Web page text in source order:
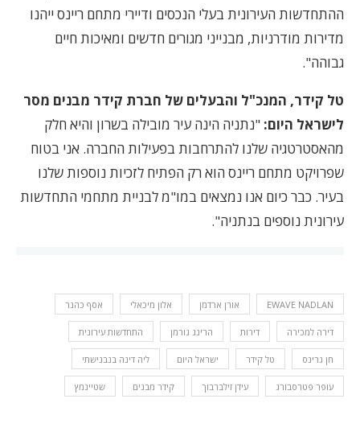
ההתחדשות העירונית בעלי הנכסים ודיירי מתחם ריינס ייהנו
מדירות מודרניות, מבנייני מגורים חדשים ומאיכות חיים
גבוהה".
טל קידר, המנכ"ל והבעלים של חברת קידר מבנים מסר
לישראל היום: "נתניה הינה עיר מובילה בשרון והיא חלק
מהאסטרטגיה שלנו להתרחבות בפעילות החברה. אני בטוח
שפרויקט מתחם ריינס הוא רק הפתיח לזכיות נוספות שלנו
בעיר. כבר כיום אנו נמצאים במו"מ לבניית מתחמי התחדשות
עירונית נוספים בנתניה".
EWAVE NADLAN אורן ארדמן אלון מיכאלי אסף כהנר
דירה למכירה דירות הרינג גורמן התחדשות עירונית
חן גרינס טל קידר ישראל היום ליה דינה בנבנישתי
עופר פטרסבורג עידן זילברבוך קידר מבנים שטיינמץ